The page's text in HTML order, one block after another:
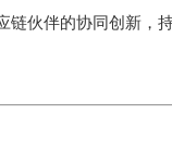
伴的协同创新，